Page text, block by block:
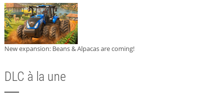
New expansion: Beans & Alpacas are coming!
DLC à la une